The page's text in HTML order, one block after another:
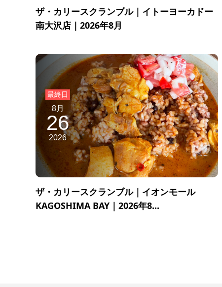
ザ・カリースクランブル｜イトーヨーカドー
南大沢店｜2026年8月
8月
26
2026
ザ・カリースクランブル｜イオンモール
KAGOSHIMA BAY｜2026年8...